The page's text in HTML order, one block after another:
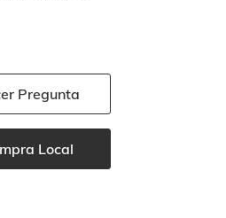
Pregunta
Local